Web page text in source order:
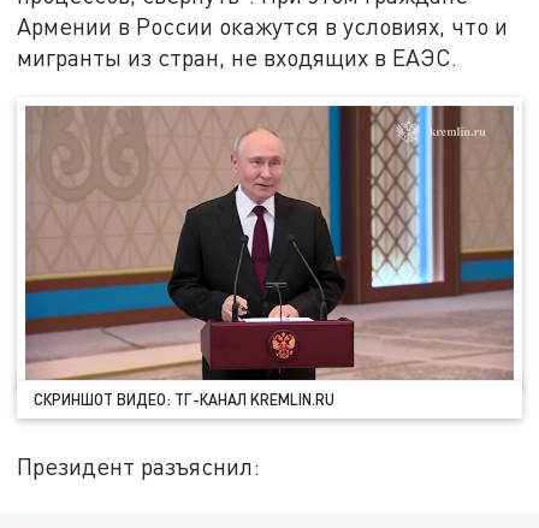
Армении в России окажутся в условиях, что и
мигранты из стран, не входящих в ЕАЭС.
СКРИНШОТ ВИДЕО: ТГ-КАНАЛ KREMLIN.RU
Президент разъяснил: